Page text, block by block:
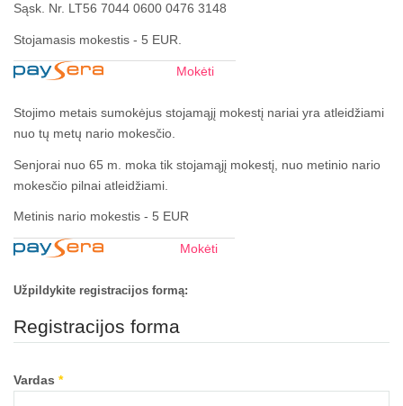
Sąsk. Nr. LT56 7044 0600 0476 3148
Stojamasis mokestis - 5 EUR.
Mokėti
Stojimo metais sumokėjus stojamąjį mokestį nariai yra atleidžiami
nuo tų metų nario mokesčio.
Senjorai nuo 65 m. moka tik stojamąjį mokestį, nuo metinio nario
mokesčio pilnai atleidžiami.
Metinis nario mokestis - 5 EUR
Mokėti
Užpildykite registracijos formą:
Registracijos forma
Vardas *